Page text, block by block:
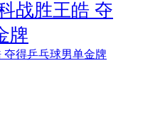
夺得乒乓球男单金牌